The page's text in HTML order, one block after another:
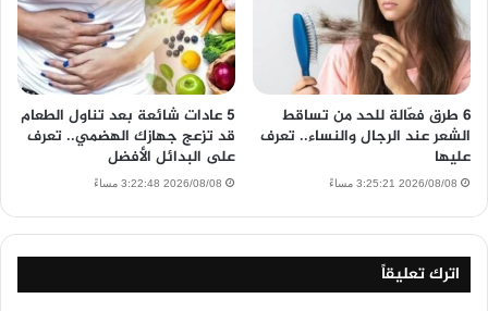
6 طرق فعّالة للحد من تساقط
الشعر عند الرجال والنساء.. تعرف
عليها
2026/08/08 3:25:21 مساءً
5 عادات شائعة بعد تناول الطعام
قد تزعج جهازك الهضمي.. تعرف
على البدائل الأفضل
2026/08/08 3:22:48 مساءً
اترك تعليقاً